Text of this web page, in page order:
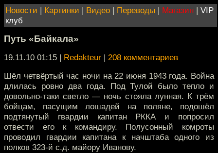
Новости | Картинки | Видео | Переводы | Магазин | VIP
клуб
Путь «Байкала»
19.11.10 01:15 | Redakteur | 208 комментариев
Шёл четвёртый час ночи на 22 июня 1943 года. Война
длилась ровно два года. Под Тулой было тепло и
довольно-таки светло — ночь стояла лунная. К трём
бойцам, пасущим лошадей на поляне, подошёл
подтянутый гвардии капитан РККА и попросил
отвести его к командиру. Полусонный комроты
проводил гвардии капитана к начштаба одного из
полков 323-й с.д. майору Иванову.